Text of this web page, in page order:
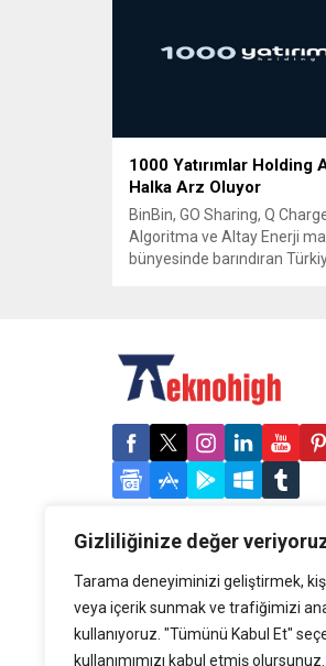
Gizliliğinize değer
Tarama deneyiminizi geliştirmek,
veya içerik sunmak ve trafiğimizi
kullanıyoruz. "Tümünü Kabul Et"
kullanımımızı kabul etmiş olursunuz.
1000 Yatırımlar Holding
Halka Arz Oluyor
BinBin, GO Sharing, Q
Algoritma ve Altay Enerji
bünyesinde barındıran
tarihlerinde talep
Can Abdik, Üsame Erdoğan,
ve Haris Pojata ile...